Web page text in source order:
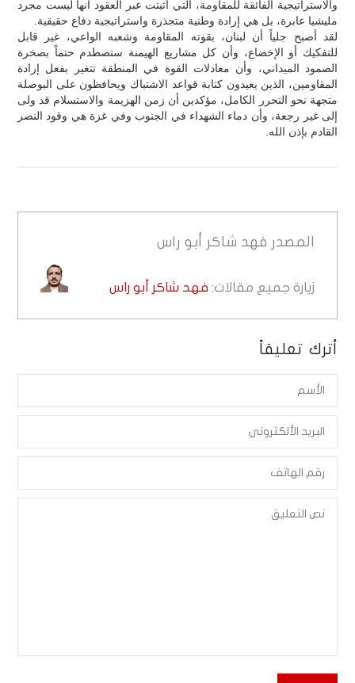
والاستراتيجية الفائقة للمقاومة، التي أثبتت عبر العقود أنها ليست مجرد
مليشيا عابرة، بل هي إرادة وطنية متجذرة واستراتيجية دفاع حقيقية.
لقد أصبح جلياً أن لبنان، بقوته المقاومة وشعبه الواعي، غير قابل
للتفكيك أو الإخضاع، وأن كل مشاريع الهيمنة ستصطدم حتماً بصخرة
الصمود الميداني، وأن معادلات القوة في المنطقة تتغير بفعل إرادة
المقاومين، الذين يعيدون كتابة قواعد الاشتباك ويحافظون على البوصلة
متجهة نحو التحرر الكامل، مؤكدين أن زمن الهزيمة والاستسلام قد ولى
إلى غير رجعة، وأن دماء الشهداء في الجنوب وفي غزة هي وقود النصر
القادم بإذن الله.
المصدر فهد شاكر أبو راس
زيارة جميع مقالات: فهد شاكر أبو راس
أترك تعليقاً